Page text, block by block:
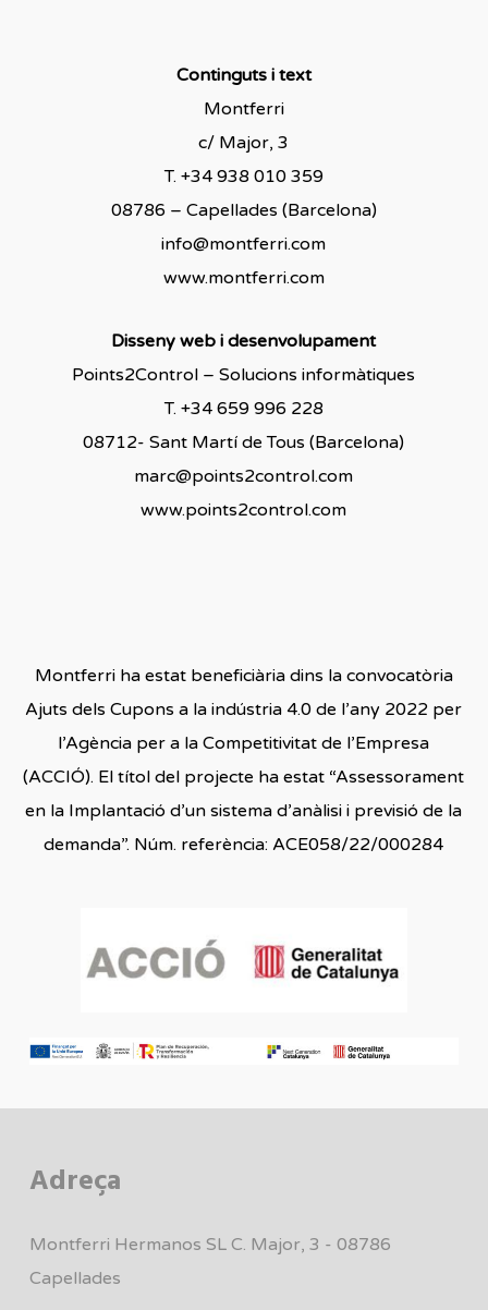
Continguts i text
Montferri
c/ Major, 3
T. +34 938 010 359
08786 – Capellades (Barcelona)
info@montferri.com
www.montferri.com
Disseny web i desenvolupament
Points2Control – Solucions informàtiques
T. +34 659 996 228
08712- Sant Martí de Tous (Barcelona)
marc@points2control.com
www.points2control.com
Montferri ha estat beneficiària dins la convocatòria
Ajuts dels Cupons a la indústria 4.0 de l’any 2022 per
l’Agència per a la Competitivitat de l’Empresa
(ACCIÓ). El títol del projecte ha estat “Assessorament
en la Implantació d’un sistema d’anàlisi i previsió de la
demanda”. Núm. referència: ACE058/22/000284
Adreça
Montferri Hermanos SL C. Major, 3 - 08786
Capellades